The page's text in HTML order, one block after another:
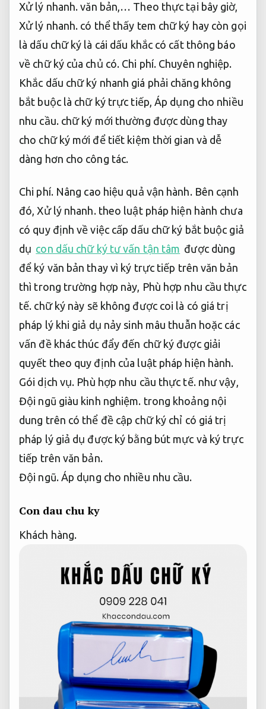
Xử lý nhanh. văn bản,… Theo thực tại bây giờ,
Xử lý nhanh. có thể thấy tem chữ ký hay còn gọi
là dấu chữ ký là cái dấu khắc có cất thông báo
về chữ ký của chủ có. Chi phí. Chuyên nghiệp.
Khắc dấu chữ ký nhanh giá phải chăng không
bắt buộc là chữ ký trực tiếp,Áp dụng cho nhiều
nhu cầu.chữ ký mới thường được dùng thay
cho chữ ký mới để tiết kiệm thời gian và dễ
dàng hơn cho công tác.
Chi phí. Nâng cao hiệu quả vận hành.Bên cạnh
đó,Xử lý nhanh.theo luật pháp hiện hành chưa
có quy định về việc cấp dấu chữ ký bắt buộc giả
dụ con dấu chữ ký tư vấn tận tâm được dùng
để ký văn bản thay vì ký trực tiếp trên văn bản
thì trong trường hợp này, Phù hợp nhu cầu thực
tế. chữ ký này sẽ không được coi là có giá trị
pháp lý khi giả dụ nảy sinh mâu thuẫn hoặc các
vấn đề khác thúc đẩy đến chữ ký được giải
quyết theo quy định của luật pháp hiện hành.
Gói dịch vụ. Phù hợp nhu cầu thực tế.như vậy,
Đội ngũ giàu kinh nghiệm. trong khoảng nội
dung trên có thể đề cập chữ ký chỉ có giá trị
pháp lý giả dụ được ký bằng bút mực và ký trực
tiếp trên văn bản.
Đội ngũ. Áp dụng cho nhiều nhu cầu.
Con dau chu ky
Khách hàng.